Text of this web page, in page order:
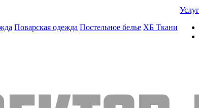
Поварская одежда Постельное белье ХБ Ткани